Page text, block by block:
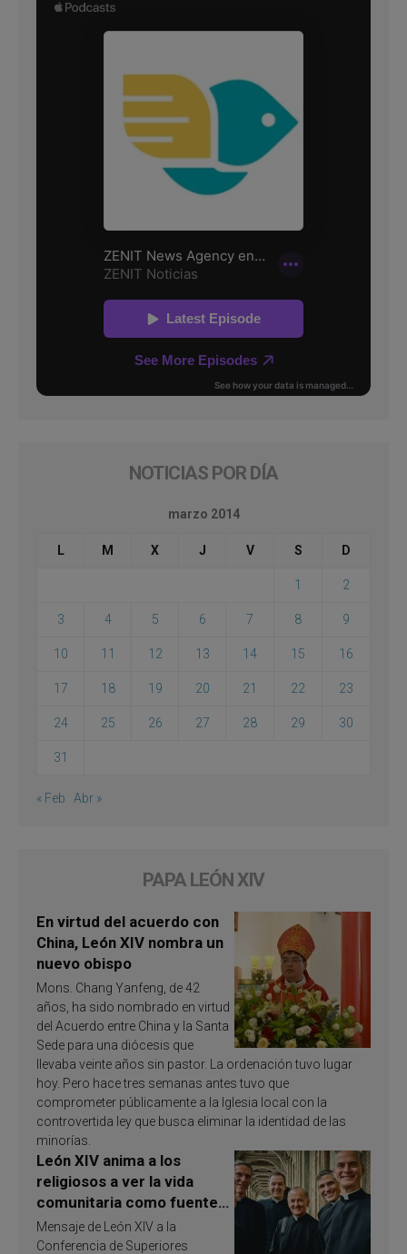
NOTICIAS POR DÍA
marzo 2014
L M X J V S D
1 2
3 4 5 6 7 8 9
10 11 12 13 14 15 16
17 18 19 20 21 22 23
24 25 26 27 28 29 30
31
« Feb Abr »
PAPA LEÓN XIV
En virtud del acuerdo con
China, León XIV nombra un
nuevo obispo
Mons. Chang Yanfeng, de 42
años, ha sido nombrado en virtud
del Acuerdo entre China y la Santa
Sede para una diócesis que
llevaba veinte años sin pastor. La ordenación tuvo lugar
hoy. Pero hace tres semanas antes tuvo que
comprometer públicamente a la Iglesia local con la
controvertida ley que busca eliminar la identidad de las
minorías.
León XIV anima a los
religiosos a ver la vida
comunitaria como fuente
de inspiración y
santificación
Mensaje de León XIV a la
Conferencia de Superiores